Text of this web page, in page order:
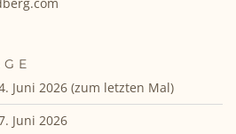
Juni 2026 (zum letzten Mal)
Juni 2026